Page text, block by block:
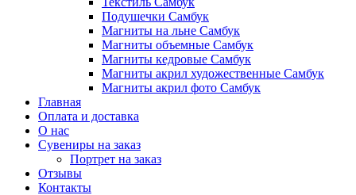
Подушечки Самбук
Магниты на льне Самбук
Магниты объемные Самбук
Магниты кедровые Самбук
Магниты акрил художественные Самбук
Магниты акрил фото Самбук
Главная
Оплата и доставка
О нас
Сувениры на заказ
Портрет на заказ
Отзывы
Контакты